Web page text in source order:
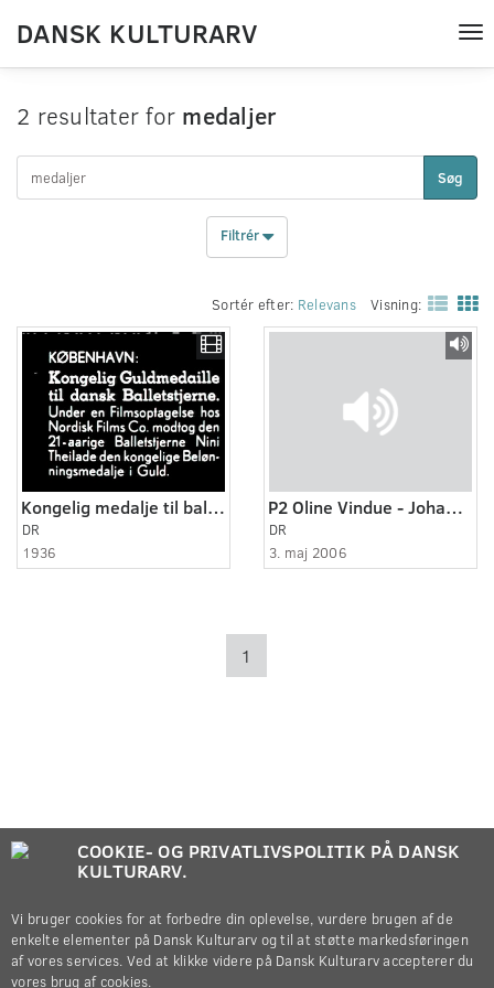
DANSK KULTURARV
2 resultater for medaljer
Søg
Filtrér
Sortér efter: Relevans Visning:
Kongelig medalje til balletdanser
DR
1936
P2 Oline Vindue - Johannes går til hip-hop
DR
3. maj 2006
1
COOKIE- OG PRIVATLIVSPOLITIK PÅ DANSK
KULTURARV.
Vi bruger cookies for at forbedre din oplevelse, vurdere brugen af de
enkelte elementer på Dansk Kulturarv og til at støtte markedsføringen
af vores services. Ved at klikke videre på Dansk Kulturarv accepterer du
vores brug af cookies.